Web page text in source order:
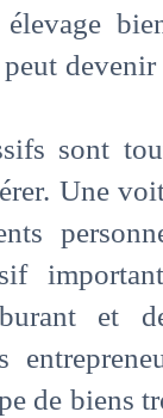
sont
Une
et
de biens